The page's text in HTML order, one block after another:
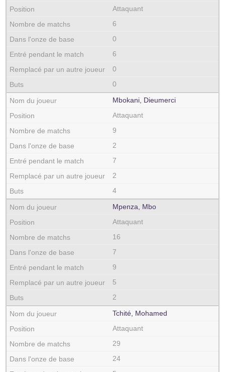
Attaquant
6
0
6
0
0
Mbokani, Dieumerci
Attaquant
9
2
7
2
4
Mpenza, Mbo
Attaquant
16
7
9
5
2
Tchité, Mohamed
Attaquant
29
24